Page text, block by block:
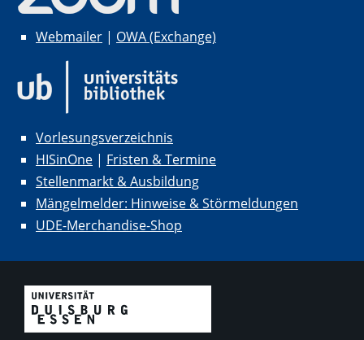
Webmailer | OWA (Exchange)
Vorlesungsverzeichnis
HISinOne | Fristen & Termine
Stellenmarkt & Ausbildung
Mängelmelder: Hinweise & Störmeldungen
UDE-Merchandise-Shop